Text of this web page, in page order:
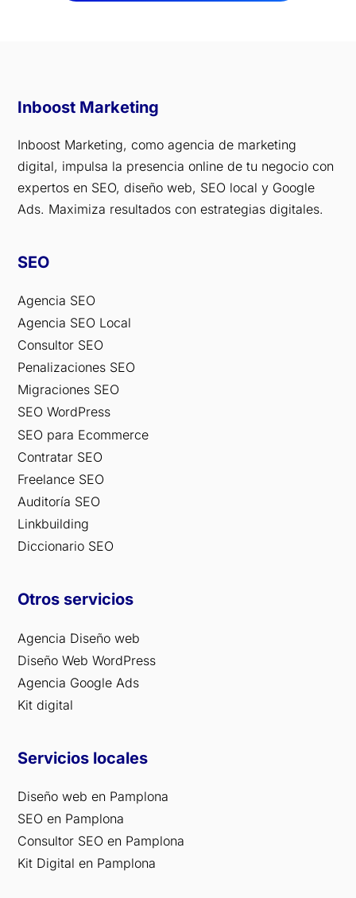
Inboost Marketing
Inboost Marketing, como agencia de marketing
digital, impulsa la presencia online de tu negocio con
expertos en SEO, diseño web, SEO local y Google
Ads. Maximiza resultados con estrategias digitales.
SEO
Agencia SEO
Agencia SEO Local
Consultor SEO
Penalizaciones SEO
Migraciones SEO
SEO WordPress
SEO para Ecommerce
Contratar SEO
Freelance SEO
Auditoría SEO
Linkbuilding
Diccionario SEO
Otros servicios
Agencia Diseño web
Diseño Web WordPress
Agencia Google Ads
Kit digital
Servicios locales
Diseño web en Pamplona
SEO en Pamplona
Consultor SEO en Pamplona
Kit Digital en Pamplona